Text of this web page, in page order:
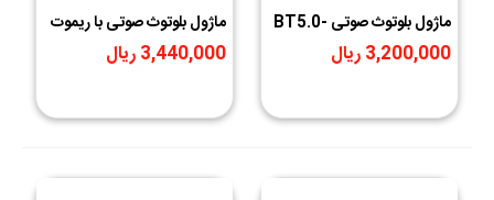
ماژول بلوتوث صوتی BT5.0-
PRO دارای میکروفن و
خروجی AUX
3,200,000 ریال
ماژول بلوتوث صوتی با ریموت
مدل HW-772
3,440,000 ریال